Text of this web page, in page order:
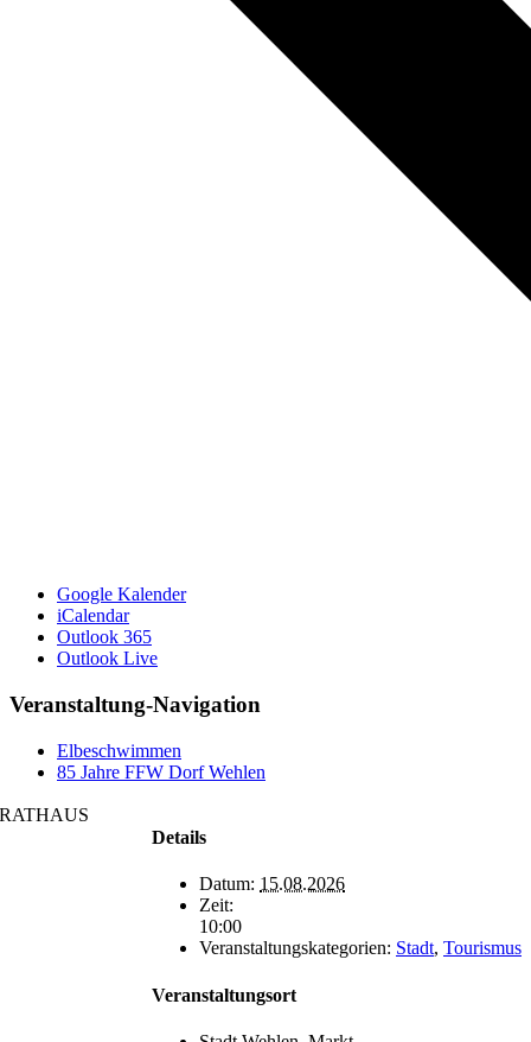
Google Kalender
iCalendar
Outlook 365
Outlook Live
Veranstaltung-Navigation
Elbeschwimmen
85 Jahre FFW Dorf Wehlen
Details
Datum: 15.08.2026
Zeit:
10:00
Veranstaltungskategorien: Stadt, Tourismus
Veranstaltungsort
RATHAUS